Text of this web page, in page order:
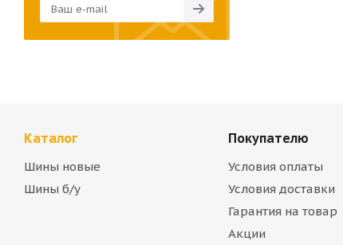
Каталог
Шины новые
Шины б/у
Покупателю
Условия оплаты
Условия доставки
Гарантия на товар
Акции